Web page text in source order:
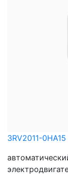
3RV2011-0HA15